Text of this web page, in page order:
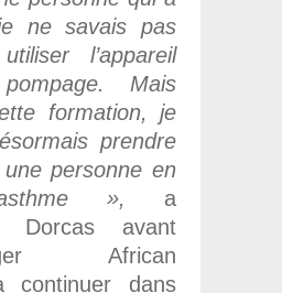
ne savais pas
l’appareil
Mais
formation, je
prendre
personne en
»,
a
Dorcas avant
African
continuer dans